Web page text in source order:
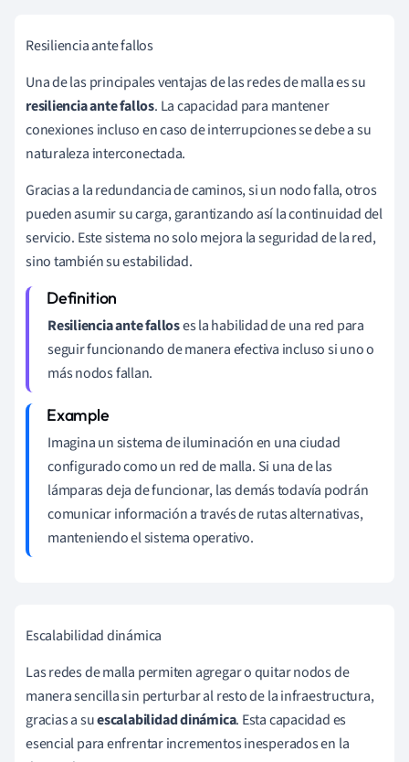
Resiliencia ante fallos
Una de las principales ventajas de las redes de malla es su
resiliencia ante fallos. La capacidad para mantener
conexiones incluso en caso de interrupciones se debe a su
naturaleza interconectada.
Gracias a la redundancia de caminos, si un nodo falla, otros
pueden asumir su carga, garantizando así la continuidad del
servicio. Este sistema no solo mejora la seguridad de la red,
sino también su estabilidad.
Resiliencia ante falloses la habilidad de una red para
seguir funcionando de manera efectiva incluso si uno o
más nodos fallan.
Imagina un sistema de iluminación en una ciudad
configurado como un red de malla. Si una de las
lámparas deja de funcionar, las demás todavía podrán
comunicar información a través de rutas alternativas,
manteniendo el sistema operativo.
Escalabilidad dinámica
Las redes de malla permiten agregar o quitar nodos de
manera sencilla sin perturbar al resto de la infraestructura,
gracias a suescalabilidad dinámica. Esta capacidad es
esencial para enfrentar incrementos inesperados en la